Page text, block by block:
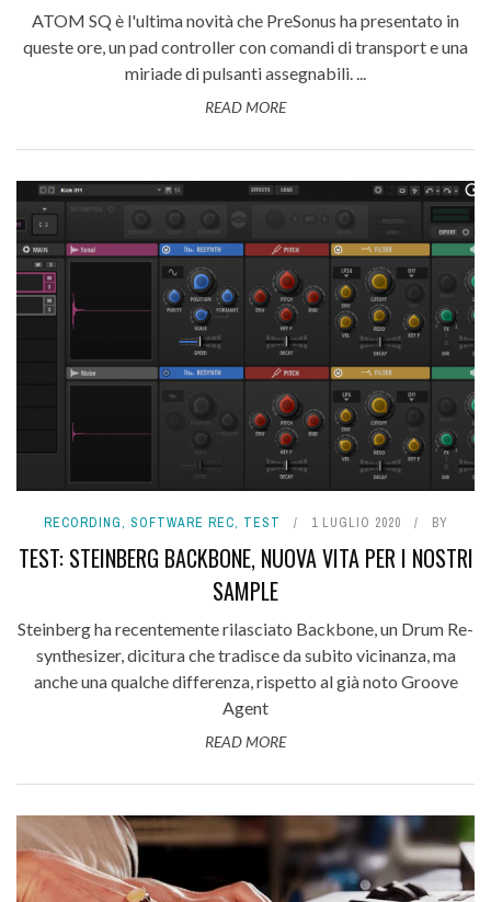
ATOM SQ è l'ultima novità che PreSonus ha presentato in
queste ore, un pad controller con comandi di transport e una
miriade di pulsanti assegnabili. ...
READ MORE
RECORDING, SOFTWARE REC, TEST 1 LUGLIO 2020 BY
TEST: STEINBERG BACKBONE, NUOVA VITA PER I NOSTRI
SAMPLE
Steinberg ha recentemente rilasciato Backbone, un Drum Re-
synthesizer, dicitura che tradisce da subito vicinanza, ma
anche una qualche differenza, rispetto al già noto Groove
Agent
READ MORE